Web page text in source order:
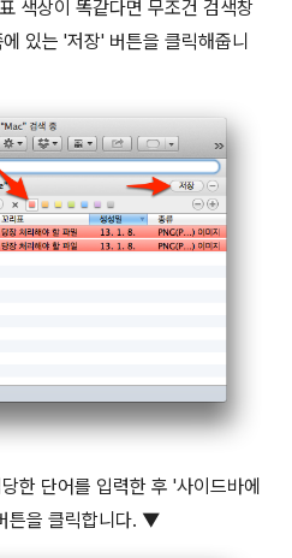
색상이 똑같다면 무조건 검색창
있는 '저장' 버튼을 클릭해줍니
한 단어를 입력한 후 '사이드바에
튼을 클릭합니다. ▼